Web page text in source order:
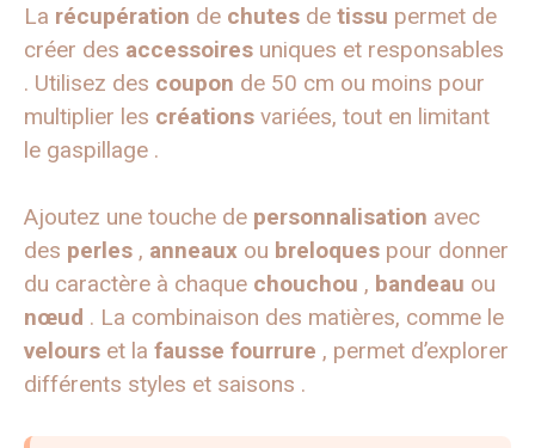
La récupération de chutes de tissu permet de
créer des accessoires uniques et responsables
. Utilisez des coupon de 50 cm ou moins pour
multiplier les créations variées, tout en limitant
le gaspillage .
Ajoutez une touche de personnalisation avec
des perles , anneaux ou breloques pour donner
du caractère à chaque chouchou , bandeau ou
nœud . La combinaison des matières, comme le
velours et la fausse fourrure , permet d’explorer
différents styles et saisons .